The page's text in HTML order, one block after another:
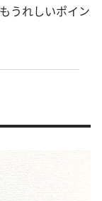
うれしいポイン